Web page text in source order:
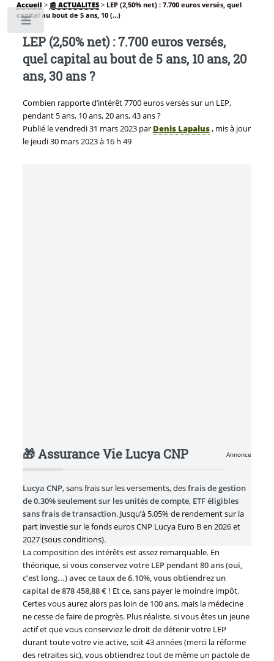
Accueil > 📰 ACTUALITES> LEP (2,50% net) : 7.700 euros versés, quel
capital au bout de 5 ans, 10 (...)
LEP (2,50% net) : 7.700 euros versés,
quel capital au bout de 5 ans, 10 ans, 20
ans, 30 ans ?
Combien rapporte d’intérêt 7700 euros versés sur un LEP,
pendant 5 ans, 10 ans, 20 ans, 43 ans ?
Publié levendredi 31 mars 2023par Denis Lapalus, mis à jour
le jeudi 30 mars 2023 à 16 h 49
Annonce
🎁 Assurance Vie Lucya CNP
Lucya CNP, sans frais sur les versements, desfrais de gestion
de 0.30% seulement sur les unités de compte, ETF éligibles
sans frais de transaction. Jusqu’à 5.05% de rendement sur la
part investie sur le fonds euros CNP Lucya Euro B en 2026 et
2027 (sous conditions).
La composition des intérêts est assez remarquable. En
théorique,si vous conservez votre LEP pendant 80 ans (oui,
c’est long...) avec ce taux de 6.10%, vous obtiendrez un
capital de 878 458,88 € ! Et ce, sans payer le moindre impôt.
Certes vous aurez alors pas loin de 100 ans, mais la médecine
ne cesse de faire de progrès. Plus réaliste, si vous êtes un jeune
actif et que vous conserviez le droit de détenir votre LEP
durant toute votre vie active, soit 43 années (merci la réforme
des retraites sic), vous obtiendrez tout de même un pactole de